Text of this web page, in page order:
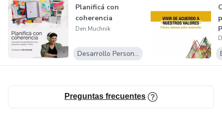
Planificá con
coherencia
Den Muchnik
Desarrollo Personal
Preguntas frecuentes